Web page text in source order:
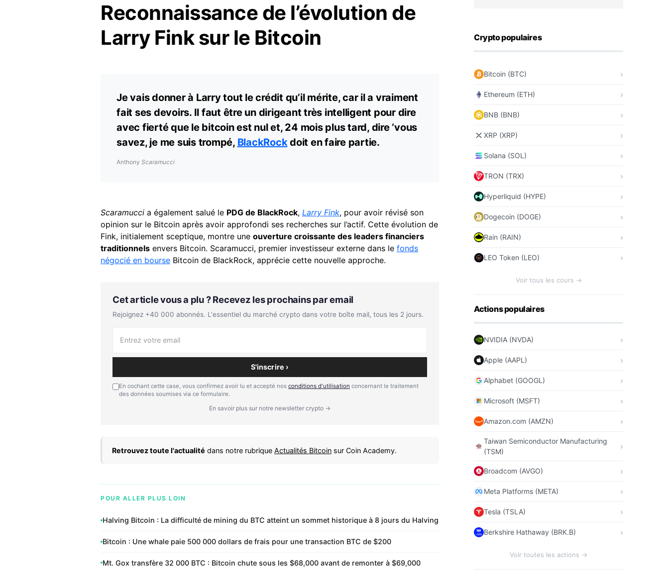
Reconnaissance de l’évolution de
Larry Fink sur le Bitcoin
Je vais donner à Larry tout le crédit qu’il mérite, car il a vraiment
fait ses devoirs. Il faut être un dirigeant très intelligent pour dire
avec fierté que le bitcoin est nul et, 24 mois plus tard, dire ‘vous
savez, je me suis trompé, BlackRockdoit en faire partie.
Anthony Scaramucci
Scaramucci a également salué le PDG de BlackRock, Larry Fink, pour avoir révisé son
opinion sur le Bitcoin après avoir approfondi ses recherches sur l’actif. Cette évolution de
Fink, initialement sceptique, montre une ouverture croissante des leaders financiers
traditionnels envers Bitcoin. Scaramucci, premier investisseur externe dans le fonds
négocié en bourse Bitcoin de BlackRock, apprécie cette nouvelle approche.
Cet article vous a plu ? Recevez les prochains par email
Rejoignez +40 000 abonnés. L'essentiel du marché crypto dans votre boîte mail, tous les 2 jours.
S'inscrire ›
En cochant cette case, vous confirmez avoir lu et accepté nos conditions d'utilisation concernant le traitement
des données soumises via ce formulaire.
En savoir plus sur notre newsletter crypto →
Retrouvez toute l'actualité dans notre rubrique Actualités Bitcoin sur Coin Academy.
POUR ALLER PLUS LOIN
Halving Bitcoin : La difficulté de mining du BTC atteint un sommet historique à 8 jours du Halving
Bitcoin : Une whale paie 500 000 dollars de frais pour une transaction BTC de $200
Mt. Gox transfère 32 000 BTC : Bitcoin chute sous les $68,000 avant de remonter à $69,000
Crypto populaires
Bitcoin (BTC)
Ethereum (ETH)
BNB (BNB)
XRP (XRP)
Solana (SOL)
TRON (TRX)
Hyperliquid (HYPE)
Dogecoin (DOGE)
Rain (RAIN)
LEO Token (LEO)
Voir tous les cours →
Actions populaires
NVIDIA (NVDA)
Apple (AAPL)
Alphabet (GOOGL)
Microsoft (MSFT)
Amazon.com (AMZN)
Taiwan Semiconductor Manufacturing
(TSM)
Broadcom (AVGO)
Meta Platforms (META)
Tesla (TSLA)
Berkshire Hathaway (BRK.B)
Voir toutes les actions →